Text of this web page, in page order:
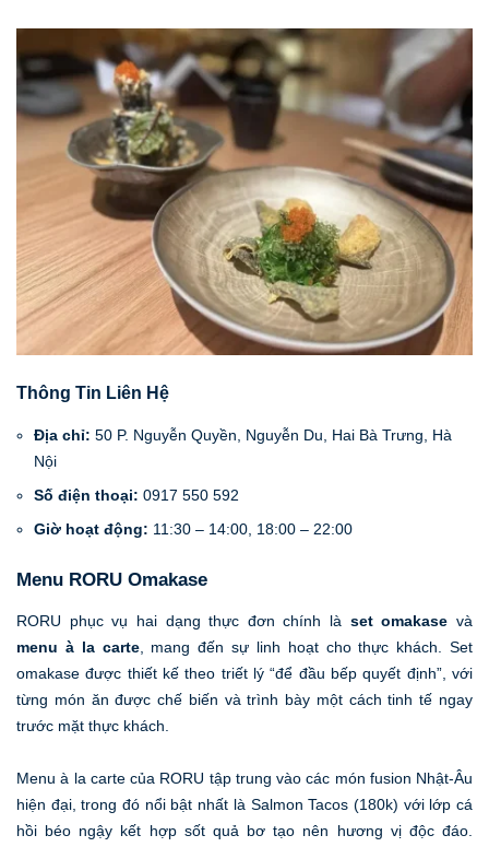
Thông Tin Liên Hệ
Địa chỉ: 50 P. Nguyễn Quyền, Nguyễn Du, Hai Bà Trưng, Hà
Nội
Số điện thoại: 0917 550 592
Giờ hoạt động: 11:30 – 14:00, 18:00 – 22:00
Menu RORU Omakase
RORU phục vụ hai dạng thực đơn chính là set omakase và
menu à la carte, mang đến sự linh hoạt cho thực khách. Set
omakase được thiết kế theo triết lý “để đầu bếp quyết định”, với
từng món ăn được chế biến và trình bày một cách tinh tế ngay
trước mặt thực khách.
Menu à la carte của RORU tập trung vào các món fusion Nhật-Âu
hiện đại, trong đó nổi bật nhất là Salmon Tacos (180k) với lớp cá
hồi béo ngậy kết hợp sốt quả bơ tạo nên hương vị độc đáo.